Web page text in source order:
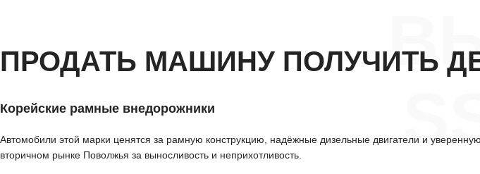
ПРОДАТЬ МАШИНУ ПОЛУЧИТЬ
Корейские рамные внедорожники
Автомобили этой марки ценятся за рамную конструкцию, надёжные дизельные двигатели и
вторичном рынке Поволжья за выносливость и неприхотливость.